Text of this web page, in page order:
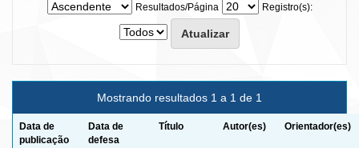
Resultados/Página
Registro(s):
Mostrando resultados 1 a 1 de 1
Data de
publicação
Data de
defesa
Título Autor(es) Orientador(es)